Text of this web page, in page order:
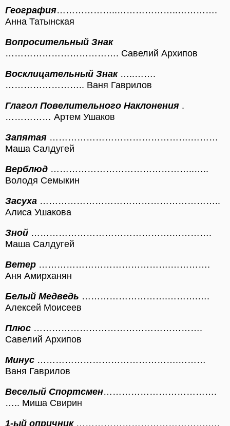
География………………..………………..………….
Анна Татынская
Вопросительный Знак
………………………………. Савелий Архипов
Восклицательный Знак…..…….
…………………….. Ваня Гаврилов
Глагол Повелительного Наклонения .
…………… Артем Ушаков
Запятая ……………………………………….………
Маша Салдугей
Верблюд ………………………………………..…..
Володя Семыкин
Засуха …………………………………………………..
Алиса Ушакова
Зной ……………………………………….………….
Маша Салдугей
Ветер …………………………………….………….
Аня Амирханян
Белый Медведь ……………………….……….….
Алексей Моисеев
Плюс ……………………………………………….
Савелий Архипов
Минус ……………………………………….………
Ваня Гаврилов
Веселый Спортсмен……………………………….
….. Миша Свирин
1-ый опричник…………………………………….….